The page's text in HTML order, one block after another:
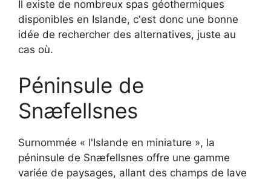
Il existe de nombreux spas géothermiques
disponibles en Islande, c'est donc une bonne
idée de rechercher des alternatives, juste au
cas où.
Péninsule de
Snæfellsnes
Surnommée « l'Islande en miniature », la
péninsule de Snæfellsnes offre une gamme
variée de paysages, allant des champs de lave